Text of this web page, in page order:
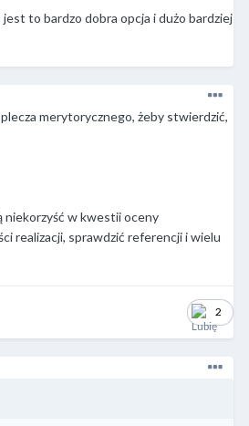
to bardzo dobra opcja i dużo bardziej
merytorycznego, żeby stwierdzić,
niekorzyść w kwestii oceny
realizacji, sprawdzić referencji i wielu
2